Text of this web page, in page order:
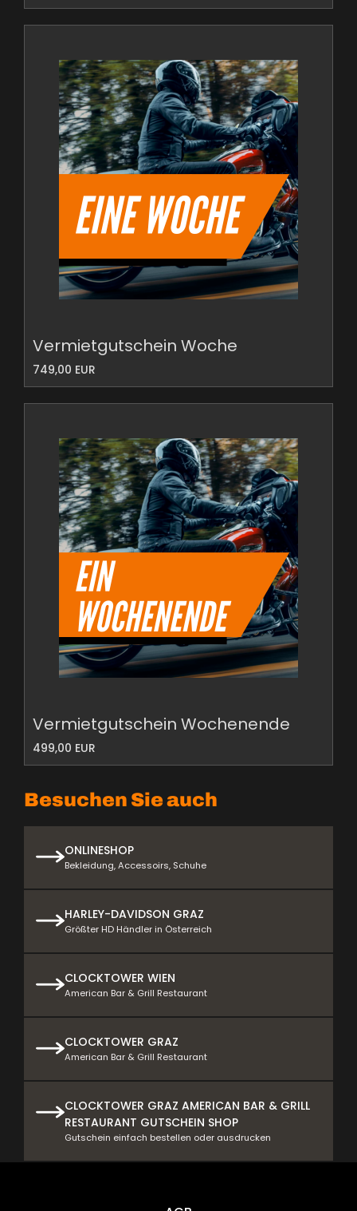
Besuchen Sie auch
ONLINESHOP
Bekleidung, Accessoirs, Schuhe
HARLEY-DAVIDSON GRAZ
Größter HD Händler in Österreich
CLOCKTOWER WIEN
American Bar & Grill Restaurant
CLOCKTOWER GRAZ
American Bar & Grill Restaurant
CLOCKTOWER GRAZ AMERICAN BAR & GRILL
RESTAURANT GUTSCHEIN SHOP
Gutschein einfach bestellen oder ausdrucken
Vermietgutschein Woche
749,00 EUR
Vermietgutschein Wochenende
499,00 EUR